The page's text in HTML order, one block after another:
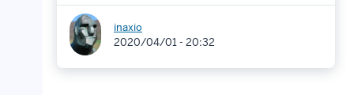
inaxio
2020/04/01 - 20:32